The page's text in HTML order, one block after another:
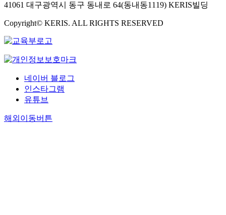
41061 대구광역시 동구 동내로 64(동내동1119) KERIS빌딩
Copyright© KERIS. ALL RIGHTS RESERVED
네이버 블로그
인스타그램
유튜브
해외이동버튼